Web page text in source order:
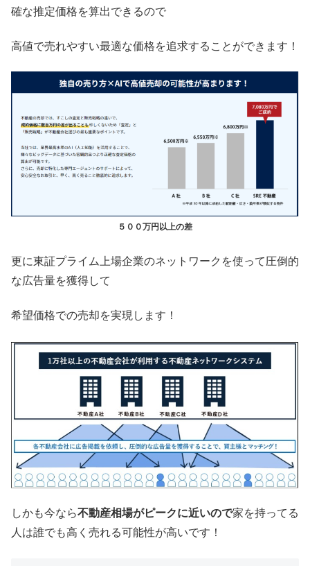
確な推定価格を算出できるので
高値で売れやすい最適な価格を追求することができます！
５００万円以上の差
更に東証プライム上場企業のネットワークを使って圧倒的
な広告量を獲得して
希望価格での売却を実現します！
しかも今なら不動産相場がピークに近いので家を持ってる
人は誰でも高く売れる可能性が高いです！